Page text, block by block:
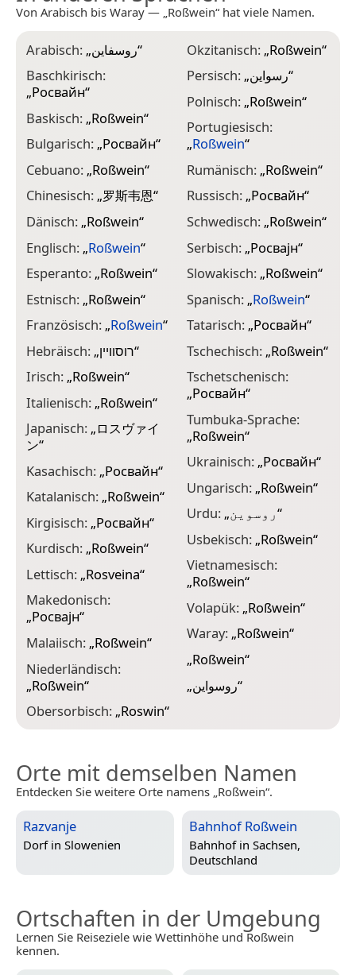
Von Arabisch bis Waray — „Roßwein“ hat viele Namen.
Arabisch: „روسفاين“
Baschkirisch:
„Росвайн“
Baskisch: „Roßwein“
Bulgarisch: „Росвайн“
Cebuano: „Roßwein“
Chinesisch: „罗斯韦恩“
Dänisch: „Roßwein“
Englisch: „Roßwein“
Esperanto: „Roßwein“
Estnisch: „Roßwein“
Französisch: „Roßwein“
Hebräisch: „רוסוויין“
Irisch: „Roßwein“
Italienisch: „Roßwein“
Japanisch: „ロスヴァイ
ン“
Kasachisch: „Росвайн“
Katalanisch: „Roßwein“
Kirgisisch: „Росвайн“
Kurdisch: „Roßwein“
Lettisch: „Rosveina“
Makedonisch:
„Росвајн“
Malaiisch: „Roßwein“
Niederländisch:
„Roßwein“
Obersorbisch: „Roswin“
Okzitanisch: „Roßwein“
Persisch: „رسواین“
Polnisch: „Roßwein“
Portugiesisch:
„Roßwein“
Rumänisch: „Roßwein“
Russisch: „Росвайн“
Schwedisch: „Roßwein“
Serbisch: „Росвајн“
Slowakisch: „Roßwein“
Spanisch: „Roßwein“
Tatarisch: „Росвайн“
Tschechisch: „Roßwein“
Tschetschenisch:
„Росвайн“
Tumbuka-Sprache:
„Roßwein“
Ukrainisch: „Росвайн“
Ungarisch: „Roßwein“
Urdu: „روسوین“
Usbekisch: „Roßwein“
Vietnamesisch:
„Roßwein“
Volapük: „Roßwein“
Waray: „Roßwein“
„Roßwein“
„روسواین“
Orte mit demselben Namen
Entdecken Sie weitere Orte namens „Roßwein“.
Razvanje
Dorf in Slowenien
Bahnhof Roßwein
Bahnhof in Sachsen,
Deutschland
Ortschaften in der Umgebung
Lernen Sie Reiseziele wie Wettinhöhe und Roßwein
kennen.